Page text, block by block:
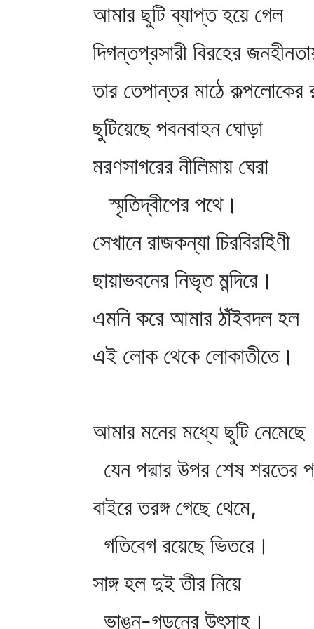
আমার ছুটি ব্যাপ্ত হয়ে গেল
দিগন্তপ্রসারী বিরহের
তার তেপান্তর মাঠে
ছুটিয়েছে পবনবাহন ঘোড়া
মরণসাগরের নীলিমায় ঘেরা
স্মৃতিদ্বীপের পথে।
সেখানে রাজকন্যা চিরবিরহিণী
ছায়াভবনের নিভৃত মন্দিরে।
এমনি করে আমার ঠাঁইবদল হল
এই লোক থেকে লোকাতীতে।
আমার মনের মধ্যে ছুটি নেমেছে
যেন পদ্মার উপর শেষ শরতের
বাইরে তরঙ্গ গেছে থেমে,
গতিবেগ রয়েছে ভিতরে।
সাঙ্গ হল দুই তীর নিয়ে
ভাঙন-গড়নের উৎসাহ।